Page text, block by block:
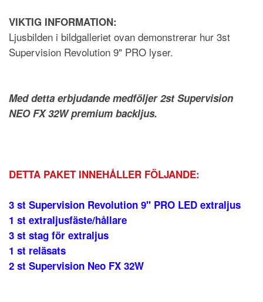
VIKTIG INFORMATION:
Ljusbilden i bildgalleriet ovan demonstrerar hur 3st
Supervision Revolution 9" PRO lyser.
Med detta erbjudande medföljer 2st Supervision
NEO FX 32W premium backljus.
DETTA PAKET INNEHÅLLER FÖLJANDE:
3 st Supervision Revolution 9" PRO LED extraljus
1 st extraljusfäste/hållare
3 st stag för extraljus
1 st reläsats
2 st Supervision Neo FX 32W